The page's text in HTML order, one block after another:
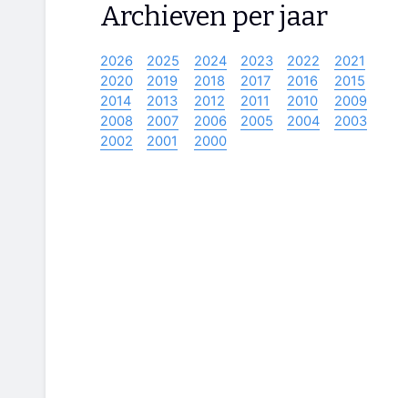
Archieven per jaar
2026 2025 2024 2023 2022
2021
2020
2019 2018 2017 2016
2015
2014
2013 2012 2011 2010
2009
2008
2007 2006 2005 2004
2003
2002
2001 2000